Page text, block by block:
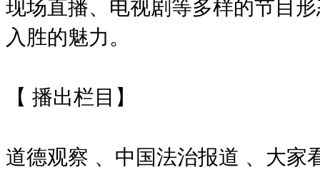
现场直播、电视剧等多样的节目
入胜的魅力。
【 播出栏目】
道德观察 、中国法治报道 、大家